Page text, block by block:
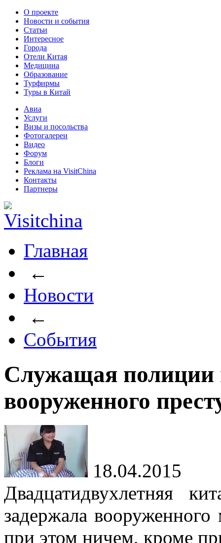
О проекте
Новости и события
Статьи
Интересное
Города
Отели Китая
Медицина
Образование
Турфирмы
Туры в Китай
Авиа
Услуги
Визы и посольства
Фотогалереи
Видео
Форум
Блоги
Реклама на VisitChina
Контакты
Партнеры
Главная
←
Новости
←
События
Служащая полиции
вооруженного
18.04.2015
Двадцатидвухлетняя
задержала вооруженного
при этом ничем, кроме